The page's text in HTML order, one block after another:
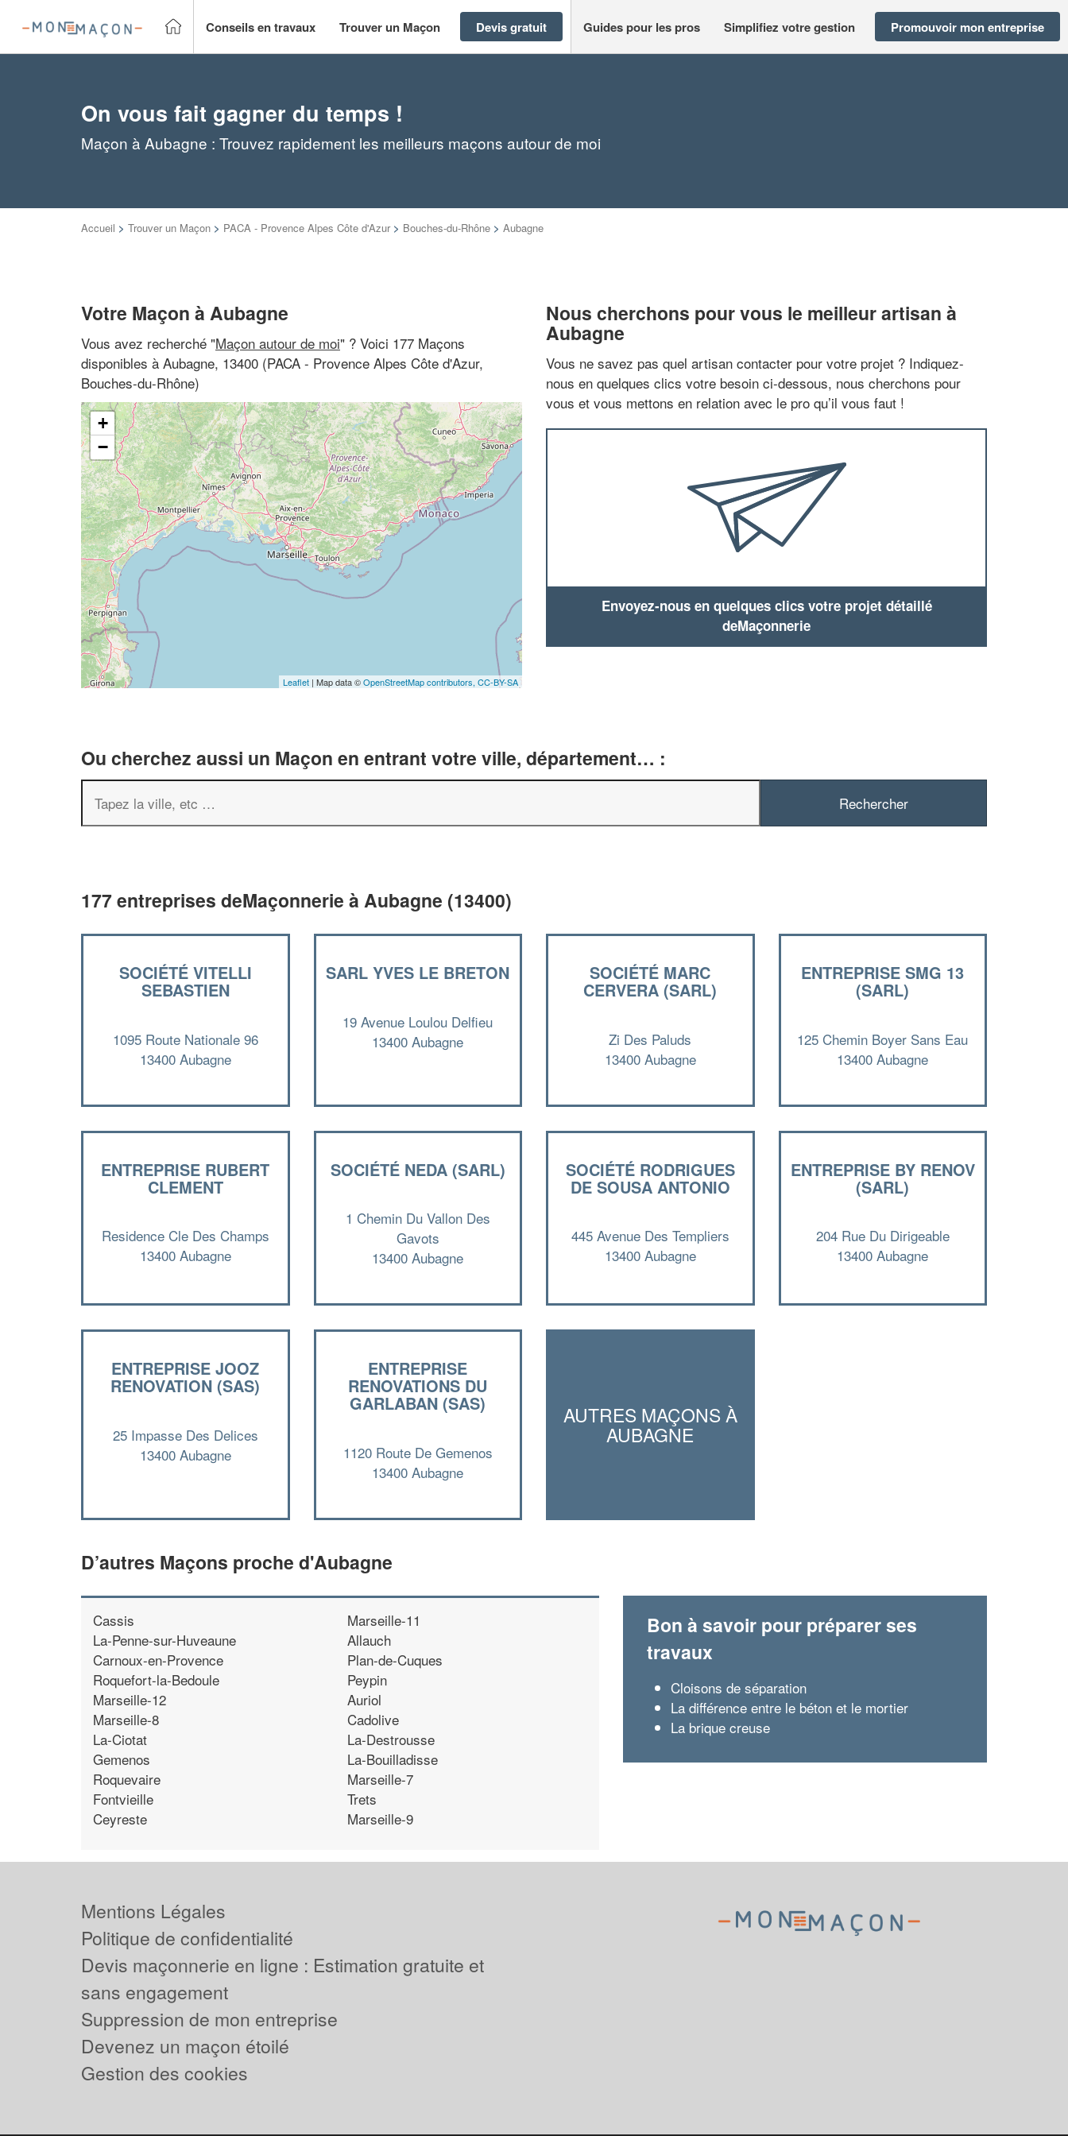
Conseils en travaux Trouver un Maçon Devis gratuit Guides pour les pros Simplifiez votre gestion Promouvoir mon entreprise
On vous fait gagner du temps !
Maçon à Aubagne : Trouvez rapidement les meilleurs maçons autour de moi
Accueil > Trouver un Maçon > PACA - Provence Alpes Côte d'Azur > Bouches-du-Rhône > Aubagne
Votre Maçon à Aubagne
Vous avez recherché "Maçon autour de moi" ? Voici 177 Maçons
disponibles à Aubagne, 13400 (PACA - Provence Alpes Côte d'Azur,
Bouches-du-Rhône)
+
−
Leaflet | Map data ©OpenStreetMap contributors, CC-BY-SA
Nous cherchons pour vous le meilleur artisan à
Aubagne
Vous ne savez pas quel artisan contacter pour votre projet ? Indiquez-
nous en quelques clics votre besoin ci-dessous, nous cherchons pour
vous et vous mettons en relation avec le pro qu’il vous faut !
Envoyez-nous en quelques clics votre projet détaillé
deMaçonnerie
Ou cherchez aussi un Maçon en entrant votre ville, département… :
177 entreprises deMaçonnerie à Aubagne (13400)
SOCIÉTÉ VITELLI
SEBASTIEN
1095 Route Nationale 96
13400 Aubagne
SARL YVES LE BRETON
19 Avenue Loulou Delfieu
13400 Aubagne
SOCIÉTÉ MARC
CERVERA (SARL)
Zi Des Paluds
13400 Aubagne
ENTREPRISE SMG 13
(SARL)
125 Chemin Boyer Sans Eau
13400 Aubagne
ENTREPRISE RUBERT
CLEMENT
Residence Cle Des Champs
13400 Aubagne
SOCIÉTÉ NEDA (SARL)
1 Chemin Du Vallon Des
Gavots
13400 Aubagne
SOCIÉTÉ RODRIGUES
DE SOUSA ANTONIO
445 Avenue Des Templiers
13400 Aubagne
ENTREPRISE BY RENOV
(SARL)
204 Rue Du Dirigeable
13400 Aubagne
ENTREPRISE JOOZ
RENOVATION (SAS)
25 Impasse Des Delices
13400 Aubagne
ENTREPRISE
RENOVATIONS DU
GARLABAN (SAS)
1120 Route De Gemenos
13400 Aubagne
AUTRES MAÇONS À
AUBAGNE
D’autres Maçons proche d'Aubagne
Cassis
La-Penne-sur-Huveaune
Carnoux-en-Provence
Roquefort-la-Bedoule
Marseille-12
Marseille-8
La-Ciotat
Gemenos
Roquevaire
Fontvieille
Ceyreste
Marseille-11
Allauch
Plan-de-Cuques
Peypin
Auriol
Cadolive
La-Destrousse
La-Bouilladisse
Marseille-7
Trets
Marseille-9
Bon à savoir pour préparer ses
travaux
Cloisons de séparation
La différence entre le béton et le mortier
La brique creuse
professionnel ?
vosmargestout en gagnant de
Mentions Légales
Politique de confidentialité
Devis maçonnerie en ligne : Estimation gratuite et
sans engagement
Suppression de mon entreprise
Devenez un maçon étoilé
Gestion des cookies